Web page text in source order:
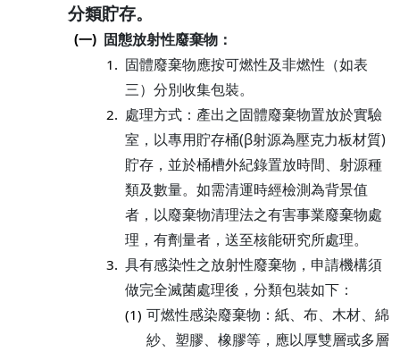
分類貯存。
(一) 固態放射性廢棄物：
1. 固體廢棄物應按可燃性及非燃性（如表
三）分別收集包裝。
2. 處理方式：產出之固體廢棄物置放於實驗
室，以專用貯存桶(β射源為壓克力板材質)
貯存，並於桶槽外紀錄置放時間、射源種
類及數量。如需清運時經檢測為背景值
者，以廢棄物清理法之有害事業廢棄物處
理，有劑量者，送至核能研究所處理。
3. 具有感染性之放射性廢棄物，申請機構須
做完全滅菌處理後，分類包裝如下：
(1) 可燃性感染廢棄物：紙、布、木材、綿
紗、塑膠、橡膠等，應以厚雙層或多層